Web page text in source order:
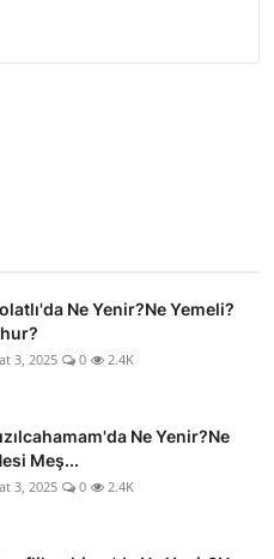
Ne Yenir?Ne Yemeli?
3, 2025 0 2.4K
Ne Yenir?Ne
Meş...
3, 2025 0 2.4K